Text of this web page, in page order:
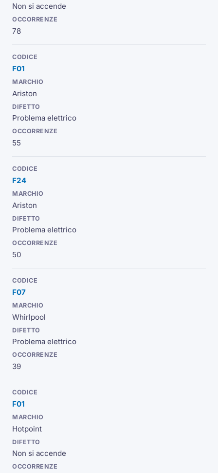
Non si accende
78
F01
Ariston
Problema elettrico
55
F24
Ariston
Problema elettrico
50
F07
Whirlpool
Problema elettrico
39
F01
Hotpoint
Non si accende